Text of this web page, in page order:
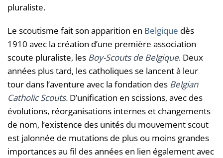
pluraliste.
Le scoutisme fait son apparition en Belgique dès
1910 avec la création d’une première association
scoute pluraliste, les Boy-Scouts de Belgique. Deux
années plus tard, les catholiques se lancent à leur
tour dans l’aventure avec la fondation des Belgian
Catholic Scouts. D’unification en scissions, avec des
évolutions, réorganisations internes et changements
de nom, l’existence des unités du mouvement scout
est jalonnée de mutations de plus ou moins grandes
importances au fil des années en lien également avec